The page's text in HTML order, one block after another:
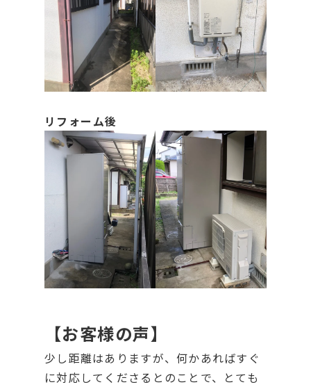
リフォーム後
【お客様の声】
少し距離はありますが、何かあればすぐ
に対応してくださるとのことで、とても